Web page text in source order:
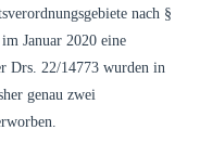
nach §
Januar 2020 eine
Drs. 22/14773 wurden in
genau zwei